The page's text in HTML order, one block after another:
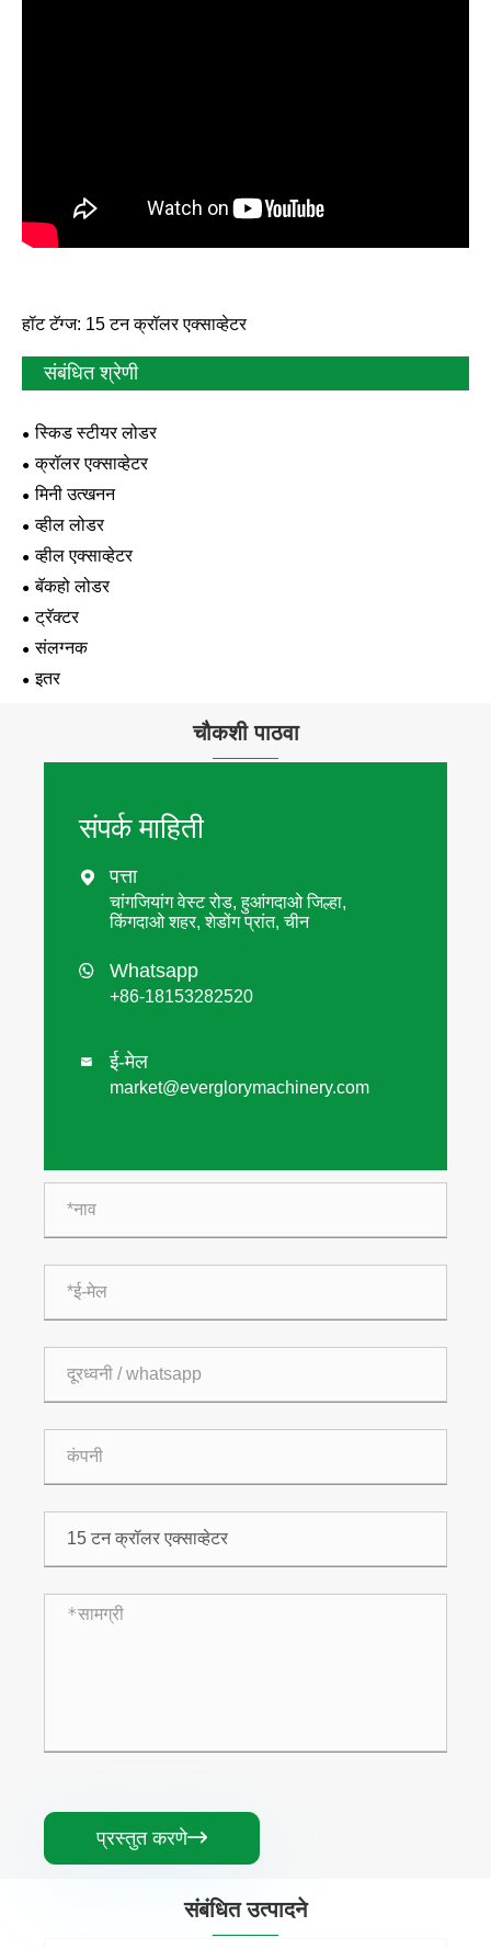
हॉट टॅग्ज: 15 टन क्रॉलर एक्साव्हेटर
संबंधित श्रेणी
स्किड स्टीयर लोडर
क्रॉलर एक्साव्हेटर
मिनी उत्खनन
व्हील लोडर
व्हील एक्साव्हेटर
बॅकहो लोडर
ट्रॅक्टर
संलग्नक
इतर
चौकशी पाठवा
संपर्क माहिती
 पत्ता
चांगजियांग वेस्ट रोड, हुआंगदाओ जिल्हा,
किंगदाओ शहर, शेडोंग प्रांत, चीन
 Whatsapp
+86-18153282520
 ई-मेल
market@everglorymachinery.com
प्रस्तुत करणे
संबंधित उत्पादने